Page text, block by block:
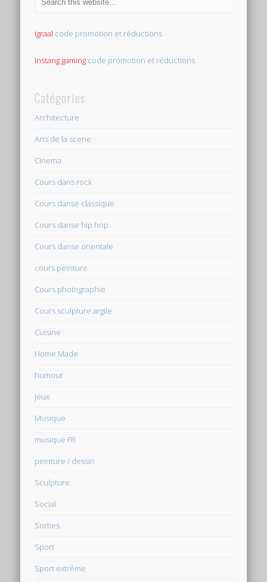
igraal code promotion et réductions
Instang gaming code promotion et réductions
Catégories
Architecture
Arts de la scene
Cinema
Cours dans rock
Cours danse classique
Cours danse hip hop
Cours danse orientale
cours peinture
Cours photographie
Cours sculpture argile
Cuisine
Home Made
humour
Jeux
Musique
musique FR
peinture / dessin
Sculpture
Social
Sorties
Sport
Sport extrême